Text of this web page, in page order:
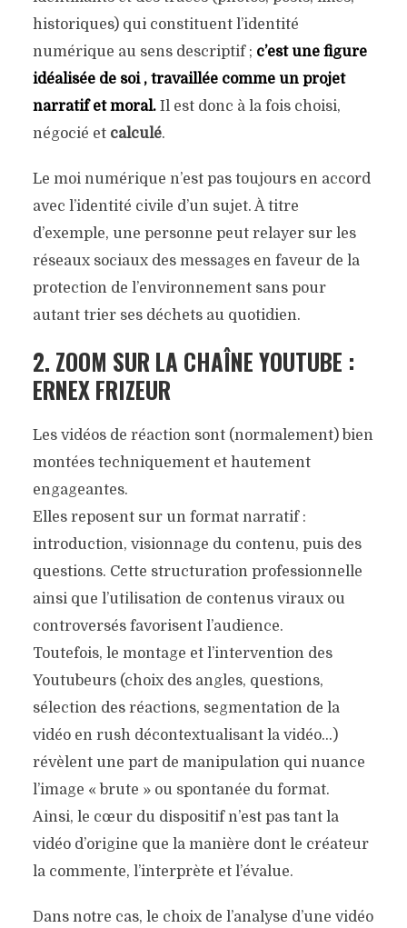
historiques) qui constituent l’identité
numérique au sens descriptif ; c’est une figure
idéalisée de soi , travaillée comme un projet
narratif et moral.Il est donc à la fois choisi,
négocié et calculé.
Le moi numérique n’est pas toujours en accord
avec l’identité civile d’un sujet. À titre
d’exemple, une personne peut relayer sur les
réseaux sociaux des messages en faveur de la
protection de l’environnement sans pour
autant trier ses déchets au quotidien.
2. ZOOM SUR LA CHAÎNE YOUTUBE :
ERNEX FRIZEUR
Les vidéos de réaction sont (normalement) bien
montées techniquement et hautement
engageantes.
Elles reposent sur un format narratif :
introduction, visionnage du contenu, puis des
questions. Cette structuration professionnelle
ainsi que l’utilisation de contenus viraux ou
controversés favorisent l’audience.
Toutefois, le montage et l’intervention des
Youtubeurs (choix des angles, questions,
sélection des réactions, segmentation de la
vidéo en rush décontextualisant la vidéo…)
révèlent une part de manipulation qui nuance
l’image « brute » ou spontanée du format.
Ainsi, le cœur du dispositif n’est pas tant la
vidéo d’origine que la manière dont le créateur
la commente, l’interprète et l’évalue.
Dans notre cas, le choix de l’analyse d’une vidéo